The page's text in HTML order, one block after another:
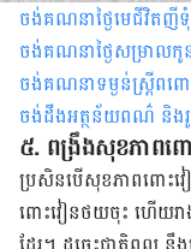
ចង់គណនាថ្ងៃមេជីវិតញីទុំ
ចង់គណនាថ្ងៃសម្រាលកូ
ចង់គណនាទម្ងន់ស្រ្តីពព
ចង់ដឹងអត្ថន័យពណ៌ និងរូ
៥. ពង្រឹងសុខភាពព
ប្រសិនបើសុខភាពពោះវ
ពោះវៀនថយចុះ ហើយ